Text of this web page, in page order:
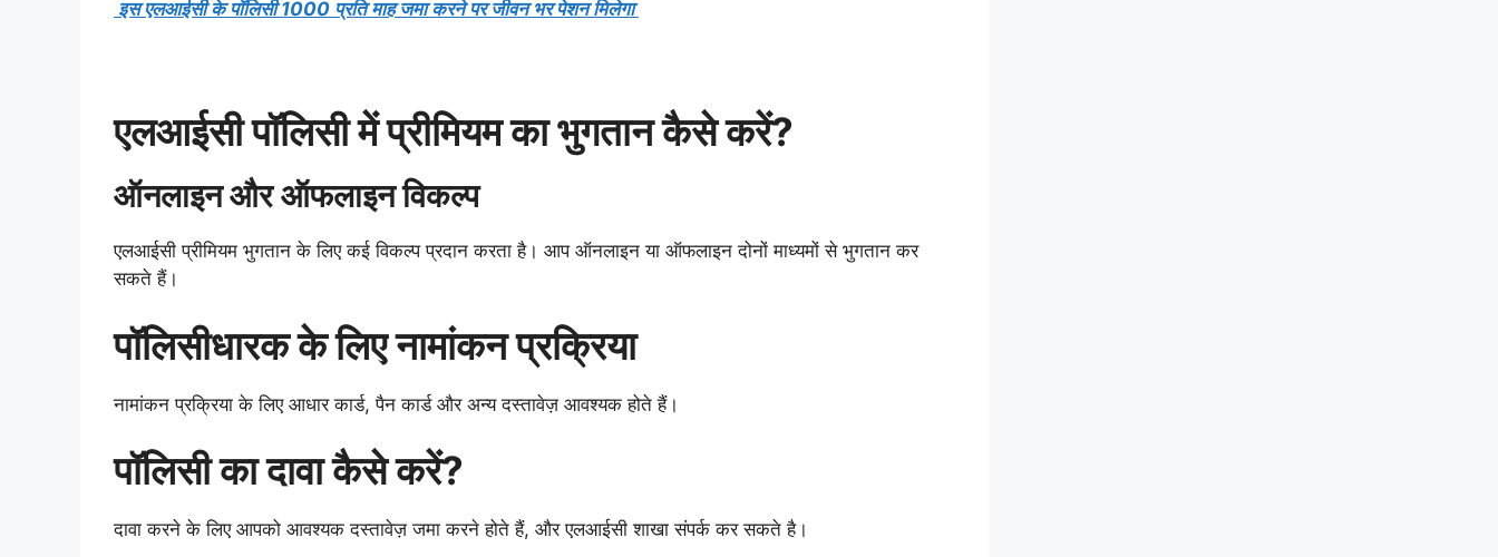
इस एलआईसी के पॉलिसी 1000 प्रति माह जमा करने पर जीवन भर पेशन मिलेगा
एलआईसी पॉलिसी में प्रीमियम का भुगतान कैसे करें?
ऑनलाइन और ऑफलाइन विकल्प
एलआईसी प्रीमियम भुगतान के लिए कई विकल्प प्रदान करता है। आप ऑनलाइन या ऑफलाइन दोनों माध्यमों से भुगतान कर
सकते हैं।
पॉलिसीधारक के लिए नामांकन प्रक्रिया
नामांकन प्रक्रिया के लिए आधार कार्ड, पैन कार्ड और अन्य दस्तावेज़ आवश्यक होते हैं।
पॉलिसी का दावा कैसे करें?
दावा करने के लिए आपको आवश्यक दस्तावेज़ जमा करने होते हैं, और एलआईसी शाखा संपर्क कर सकते है।